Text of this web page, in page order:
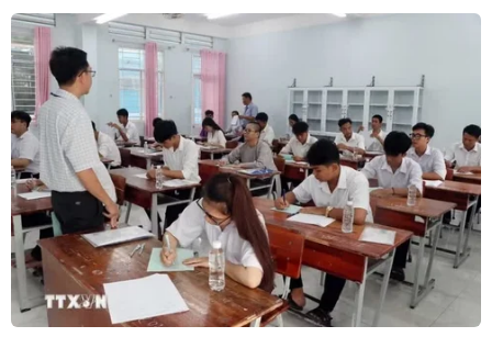
Giá dầu thế giới giảm 3% do lo ngại về nhu
cầu nhiên liệu
23/02/2023 01:49
Ngân hàng UBS nhận định mặc dù các số liệu kinh tế
tốt hơn đồng nghĩa nhu cầu về dầu tốt hơn, nhưng thị
trường cũng lo ngại Fed phải thắt chặt chính sách tiền tệ
để kiểm soát lạm phát.